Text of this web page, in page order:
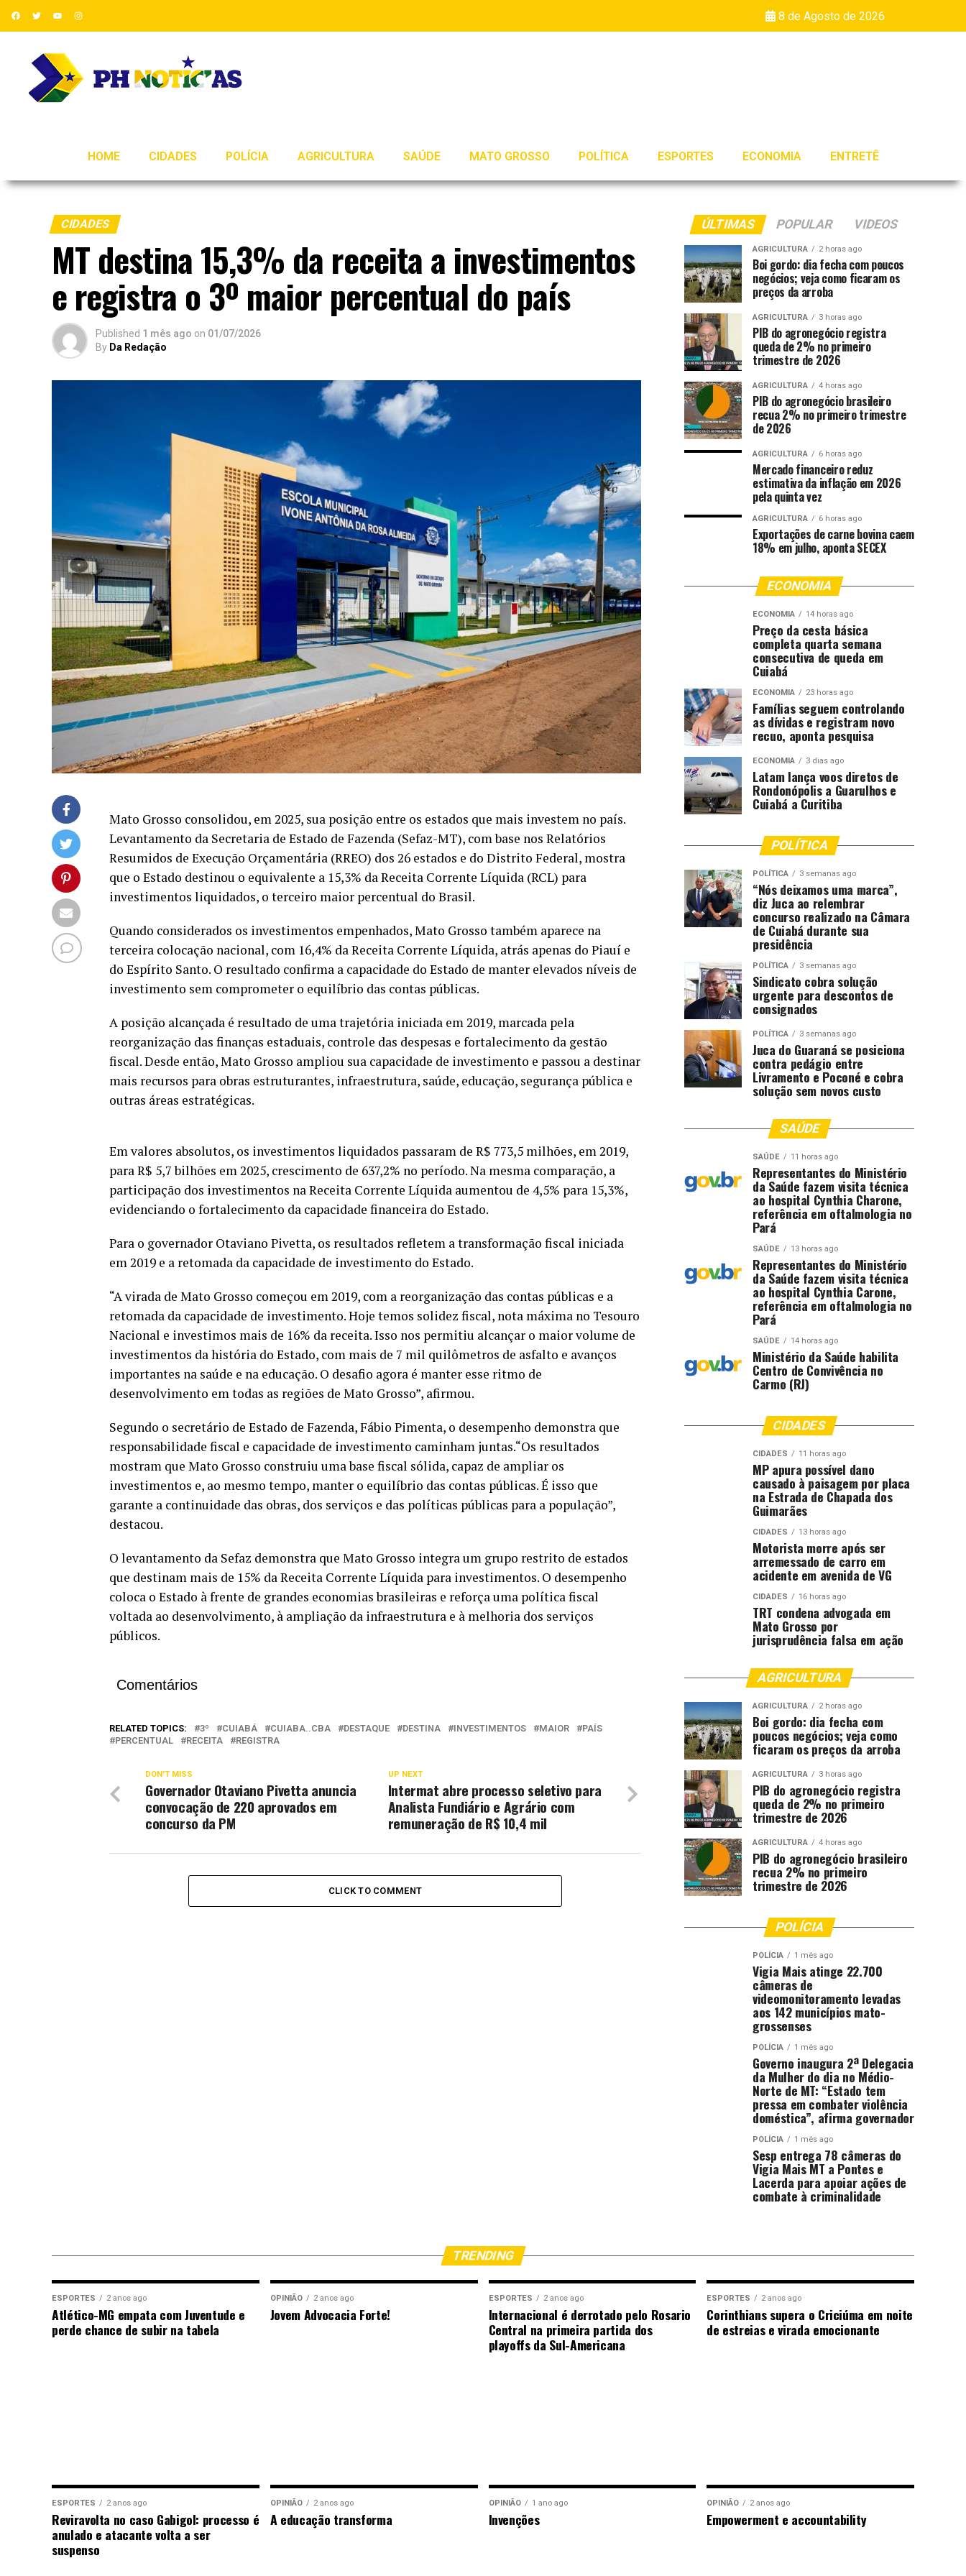
8 de Agosto de 2026
HOME CIDADES POLÍCIA AGRICULTURA SAÚDE MATO GROSSO POLÍTICA ESPORTES ECONOMIA ENTRETÊ
CIDADES
MT destina 15,3% da receita a investimentos
e registra o 3º maior percentual do país
Published 1 mês ago on 01/07/2026
By Da Redação
Mato Grosso consolidou, em 2025, sua posição entre os estados que mais investem no país.
Levantamento da Secretaria de Estado de Fazenda (Sefaz-MT), com base nos Relatórios
Resumidos de Execução Orçamentária (RREO) dos 26 estados e do Distrito Federal, mostra
que o Estado destinou o equivalente a 15,3% da Receita Corrente Líquida (RCL) para
investimentos liquidados, o terceiro maior percentual do Brasil.
Quando considerados os investimentos empenhados, Mato Grosso também aparece na
terceira colocação nacional, com 16,4% da Receita Corrente Líquida, atrás apenas do Piauí e
do Espírito Santo. O resultado confirma a capacidade do Estado de manter elevados níveis de
investimento sem comprometer o equilíbrio das contas públicas.
A posição alcançada é resultado de uma trajetória iniciada em 2019, marcada pela
reorganização das finanças estaduais, controle das despesas e fortalecimento da gestão
fiscal. Desde então, Mato Grosso ampliou sua capacidade de investimento e passou a destinar
mais recursos para obras estruturantes, infraestrutura, saúde, educação, segurança pública e
outras áreas estratégicas.
Em valores absolutos, os investimentos liquidados passaram de R$ 773,5 milhões, em 2019,
para R$ 5,7 bilhões em 2025, crescimento de 637,2% no período. Na mesma comparação, a
participação dos investimentos na Receita Corrente Líquida aumentou de 4,5% para 15,3%,
evidenciando o fortalecimento da capacidade financeira do Estado.
Para o governador Otaviano Pivetta, os resultados refletem a transformação fiscal iniciada
em 2019 e a retomada da capacidade de investimento do Estado.
“A virada de Mato Grosso começou em 2019, com a reorganização das contas públicas e a
retomada da capacidade de investimento. Hoje temos solidez fiscal, nota máxima no Tesouro
Nacional e investimos mais de 16% da receita. Isso nos permitiu alcançar o maior volume de
investimentos da história do Estado, com mais de 7 mil quilômetros de asfalto e avanços
importantes na saúde e na educação. O desafio agora é manter esse ritmo de
desenvolvimento em todas as regiões de Mato Grosso”, afirmou.
Segundo o secretário de Estado de Fazenda, Fábio Pimenta, o desempenho demonstra que
responsabilidade fiscal e capacidade de investimento caminham juntas.“Os resultados
mostram que Mato Grosso construiu uma base fiscal sólida, capaz de ampliar os
investimentos e, ao mesmo tempo, manter o equilíbrio das contas públicas. É isso que
garante a continuidade das obras, dos serviços e das políticas públicas para a população”,
destacou.
O levantamento da Sefaz demonstra que Mato Grosso integra um grupo restrito de estados
que destinam mais de 15% da Receita Corrente Líquida para investimentos. O desempenho
coloca o Estado à frente de grandes economias brasileiras e reforça uma política fiscal
voltada ao desenvolvimento, à ampliação da infraestrutura e à melhoria dos serviços
públicos.
Comentários
RELATED TOPICS: 3º CUIABÁ CUIABA..CBA DESTAQUE DESTINA INVESTIMENTOS MAIOR
PAÍS
PERCENTUAL
RECEITA REGISTRA
UP NEXT
Intermat abre processo seletivo para
Analista Fundiário e Agrário com
remuneração de R$ 10,4 mil
DON'T MISS
Governador Otaviano Pivetta anuncia
convocação de 220 aprovados em
concurso da PM
CLICK TO COMMENT
ÚLTIMAS POPULAR VIDEOS
AGRICULTURA 2 horas ago
Boi gordo: dia fecha com poucos
negócios; veja como ficaram os
preços da arroba
AGRICULTURA 3 horas ago
PIB do agronegócio registra
queda de 2% no primeiro
trimestre de 2026
AGRICULTURA 4 horas ago
PIB do agronegócio brasileiro
recua 2% no primeiro trimestre
de 2026
AGRICULTURA 6 horas ago
Mercado financeiro reduz
estimativa da inflação em 2026
pela quinta vez
AGRICULTURA 6 horas ago
Exportações de carne bovina caem
18% em julho, aponta SECEX
ECONOMIA
ECONOMIA 14 horas ago
Preço da cesta básica
completa quarta semana
consecutiva de queda em
Cuiabá
ECONOMIA 23 horas ago
Famílias seguem controlando
as dívidas e registram novo
recuo, aponta pesquisa
ECONOMIA 3 dias ago
Latam lança voos diretos de
Rondonópolis a Guarulhos e
Cuiabá a Curitiba
POLÍTICA
POLÍTICA 3 semanas ago
“Nós deixamos uma marca”,
diz Juca ao relembrar
concurso realizado na Câmara
de Cuiabá durante sua
presidência
POLÍTICA 3 semanas ago
Sindicato cobra solução
urgente para descontos de
consignados
POLÍTICA 3 semanas ago
Juca do Guaraná se posiciona
contra pedágio entre
Livramento e Poconé e cobra
solução sem novos custo
SAÚDE
SAÚDE 11 horas ago
Representantes do Ministério
da Saúde fazem visita técnica
ao hospital Cynthia Charone,
referência em oftalmologia no
Pará
SAÚDE 13 horas ago
Representantes do Ministério
da Saúde fazem visita técnica
ao hospital Cynthia Carone,
referência em oftalmologia no
Pará
SAÚDE 14 horas ago
Ministério da Saúde habilita
Centro de Convivência no
Carmo (RJ)
CIDADES
CIDADES 11 horas ago
MP apura possível dano
causado à paisagem por placa
na Estrada de Chapada dos
Guimarães
CIDADES 13 horas ago
Motorista morre após ser
arremessado de carro em
acidente em avenida de VG
CIDADES 16 horas ago
TRT condena advogada em
Mato Grosso por
jurisprudência falsa em ação
AGRICULTURA
AGRICULTURA 2 horas ago
Boi gordo: dia fecha com
poucos negócios; veja como
ficaram os preços da arroba
AGRICULTURA 3 horas ago
PIB do agronegócio registra
queda de 2% no primeiro
trimestre de 2026
AGRICULTURA 4 horas ago
PIB do agronegócio brasileiro
recua 2% no primeiro
trimestre de 2026
POLÍCIA
POLÍCIA 1 mês ago
Vigia Mais atinge 22.700
câmeras de
videomonitoramento levadas
aos 142 municípios mato-
grossenses
POLÍCIA 1 mês ago
Governo inaugura 2ª Delegacia
da Mulher do dia no Médio-
Norte de MT: “Estado tem
pressa em combater violência
doméstica”, afirma governador
POLÍCIA 1 mês ago
Sesp entrega 78 câmeras do
Vigia Mais MT a Pontes e
Lacerda para apoiar ações de
combate à criminalidade
TRENDING
ESPORTES 2 anos ago
Atlético-MG empata com Juventude e
perde chance de subir na tabela
OPINIÃO 2 anos ago
Jovem Advocacia Forte!
ESPORTES 2 anos ago
Internacional é derrotado pelo Rosario
Central na primeira partida dos
playoffs da Sul-Americana
ESPORTES 2 anos ago
Corinthians supera o Criciúma em noite
de estreias e virada emocionante
ESPORTES 2 anos ago
Reviravolta no caso Gabigol: processo é
anulado e atacante volta a ser
suspenso
OPINIÃO 2 anos ago
A educação transforma
OPINIÃO 1 ano ago
Invenções
OPINIÃO 2 anos ago
Empowerment e accountability